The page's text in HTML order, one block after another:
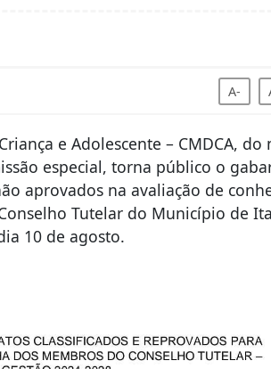
A-
e Adolescente – CMDCA,
especial, torna público o
aprovados na avaliação de
Tutelar do Município de
10 de agosto.